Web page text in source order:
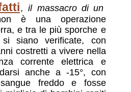
c'e nesso?,due
e in parte no:
è stata una mossa
sottrarre energie e
principale dello
e tirannidi, ossia il
: un brano da un
, il massacro di un
è una operazione
e tra le più sporche e
siano verificate, con
costretti a vivere nella
corrente elettrica e
anche a -15°, con
freddo e fosse